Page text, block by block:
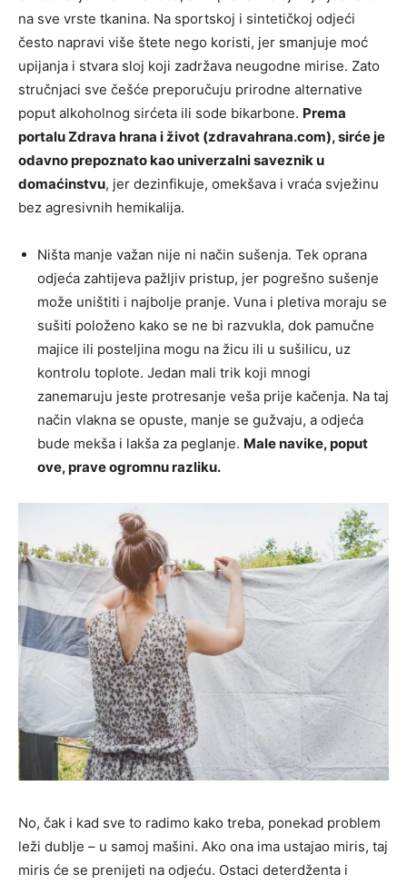
na sve vrste tkanina. Na sportskoj i sintetičkoj odjeći
često napravi više štete nego koristi, jer smanjuje moć
upijanja i stvara sloj koji zadržava neugodne mirise. Zato
stručnjaci sve češće preporučuju prirodne alternative
poput alkoholnog sirćeta ili sode bikarbone. Prema
portalu Zdrava hrana i život (zdravahrana.com), sirće je
odavno prepoznato kao univerzalni saveznik u
domaćinstvu, jer dezinfikuje, omekšava i vraća svježinu
bez agresivnih hemikalija.
Ništa manje važan nije ni način sušenja. Tek oprana
odjeća zahtijeva pažljiv pristup, jer pogrešno sušenje
može uništiti i najbolje pranje. Vuna i pletiva moraju se
sušiti položeno kako se ne bi razvukla, dok pamučne
majice ili posteljina mogu na žicu ili u sušilicu, uz
kontrolu toplote. Jedan mali trik koji mnogi
zanemaruju jeste protresanje veša prije kačenja. Na taj
način vlakna se opuste, manje se gužvaju, a odjeća
bude mekša i lakša za peglanje. Male navike, poput
ove, prave ogromnu razliku.
No, čak i kad sve to radimo kako treba, ponekad problem
leži dublje – u samoj mašini. Ako ona ima ustajao miris, taj
miris će se prenijeti na odjeću. Ostaci deterdženta i